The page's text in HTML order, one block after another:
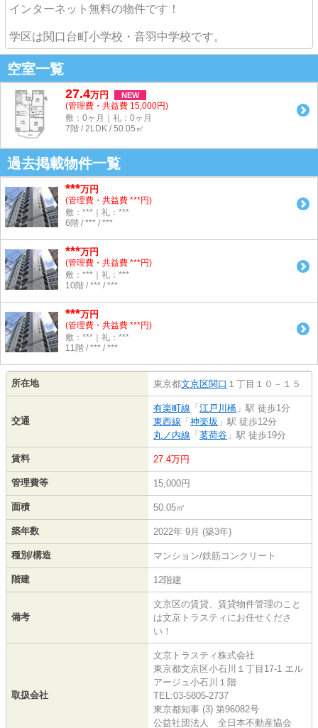
インターネット無料の物件です！
学区は関口台町小学校・音羽中学校です。
空室一覧
27.4万円 NEW
(管理費・共益費 15,000円)
敷：0ヶ月｜礼：0ヶ月
7階 / 2LDK / 50.05㎡
過去掲載物件一覧
***万円
(管理費・共益費 ***円)
敷：***｜礼：***
6階 / *** / ***
***万円
(管理費・共益費 ***円)
敷：***｜礼：***
10階 / *** / ***
***万円
(管理費・共益費 ***円)
敷：***｜礼：***
11階 / *** / ***
所在地 東京都文京区関口 １丁目１０－１５
交通
有楽町線 「 江戸川橋 」駅 徒歩1分
東西線 「 神楽坂 」駅 徒歩12分
丸ノ内線 「 茗荷谷 」駅 徒歩19分
賃料 27.4万円
管理費等 15,000円
面積 50.05㎡
築年数 2022年 9月 (築3年)
種別/構造 マンション/鉄筋コンクリート
階建 12階建
備考
文京区の賃貸、賃貸物件管理のこと
は文京トラスティにお任せくださ
い！
取扱会社
文京トラスティ株式会社
東京都文京区小石川１丁目17-1 エル
アージュ小石川１階
TEL:03-5805-2737
東京都知事 (3) 第96082号
公益社団法人 全日本不動産協会